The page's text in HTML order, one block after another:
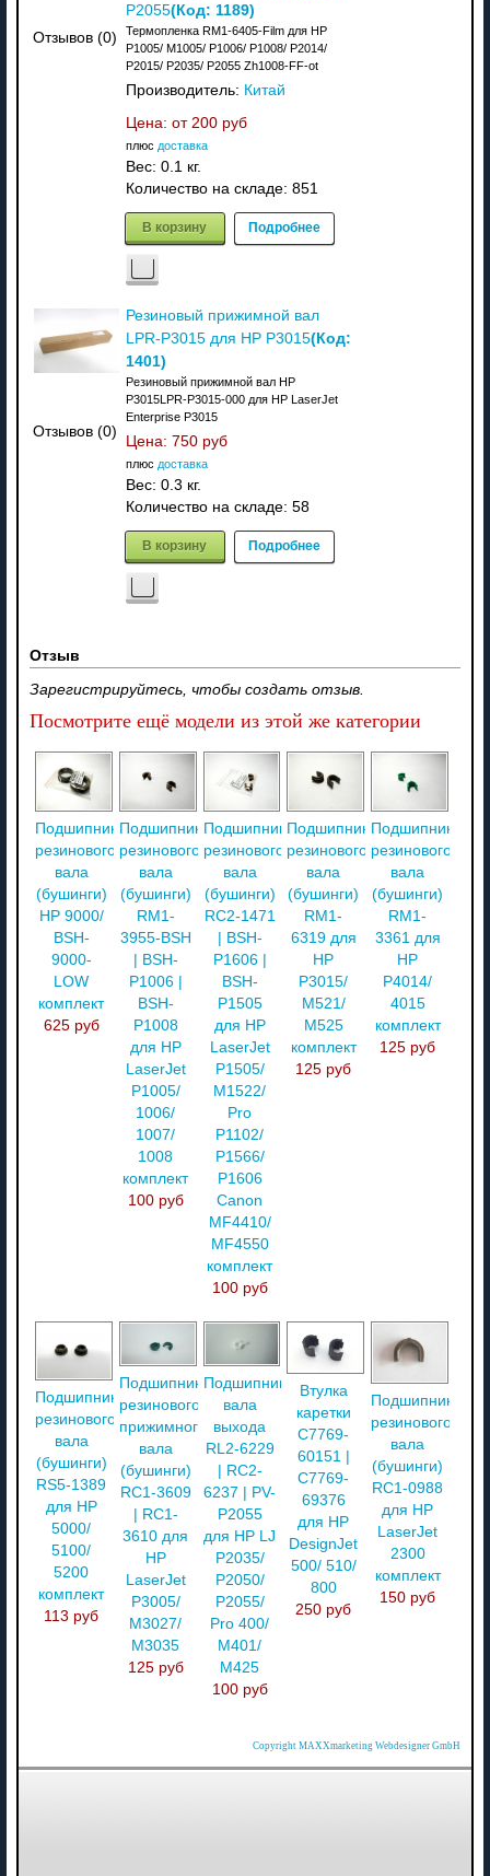
Отзывов (0)
P2055(Код: 1189)
Термопленка RM1-6405-Film для HP
P1005/ M1005/ P1006/ P1008/ P2014/
P2015/ P2035/ P2055 Zh1008-FF-ot
Производитель: Китай
Цена: от 200 руб
плюс доставка
Вес: 0.1 кг.
Количество на складе: 851
В корзину Подробнее
Отзывов (0)
Резиновый прижимной вал
LPR-P3015 для HP P3015(Код:
1401)
Резиновый прижимной вал HP
P3015LPR-P3015-000 для HP LaserJet
Enterprise P3015
Цена: 750 руб
плюс доставка
Вес: 0.3 кг.
Количество на складе: 58
В корзину Подробнее
Отзыв
Зарегистрируйтесь, чтобы создать отзыв.
Посмотрите ещё модели из этой же категории
Подшипники
резинового
вала
(бушинги)
HP 9000/
BSH-
9000-
LOW
комплект
625 руб
Подшипники
резинового
вала
(бушинги)
RM1-
3955-BSH
| BSH-
P1006 |
BSH-
P1008
для HP
LaserJet
P1005/
1006/
1007/
1008
комплект
100 руб
Подшипники
резинового
вала
(бушинги)
RC2-1471
| BSH-
P1606 |
BSH-
P1505
для HP
LaserJet
P1505/
M1522/
Pro
P1102/
P1566/
P1606
Canon
MF4410/
MF4550
комплект
100 руб
Подшипники
резинового
вала
(бушинги)
RM1-
6319 для
HP
P3015/
M521/
M525
комплект
125 руб
Подшипники
резинового
вала
(бушинги)
RM1-
3361 для
HP
P4014/
4015
комплект
125 руб
Подшипники
резинового
вала
(бушинги)
RS5-1389
для HP
5000/
5100/
5200
комплект
113 руб
Подшипники
резинового
прижимного
вала
(бушинги)
RC1-3609
| RC1-
3610 для
HP
LaserJet
P3005/
M3027/
M3035
125 руб
Подшипник
вала
выхода
RL2-6229
| RC2-
6237 | PV-
P2055
для HP LJ
P2035/
P2050/
P2055/
Pro 400/
M401/
M425
100 руб
Втулка
каретки
C7769-
60151 |
C7769-
69376
для HP
DesignJet
500/ 510/
800
250 руб
Подшипники
резинового
вала
(бушинги)
RC1-0988
для HP
LaserJet
2300
комплект
150 руб
Copyright MAXXmarketing Webdesigner GmbH